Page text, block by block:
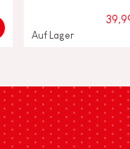
Auf Lager